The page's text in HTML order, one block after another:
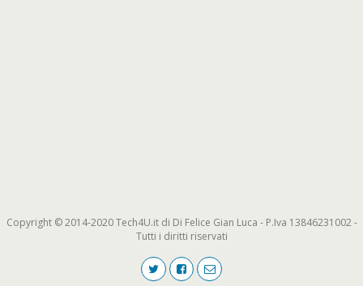
Copyright © 2014-2020 Tech4U.it di Di Felice Gian Luca - P.Iva 13846231002 -
Tutti i diritti riservati